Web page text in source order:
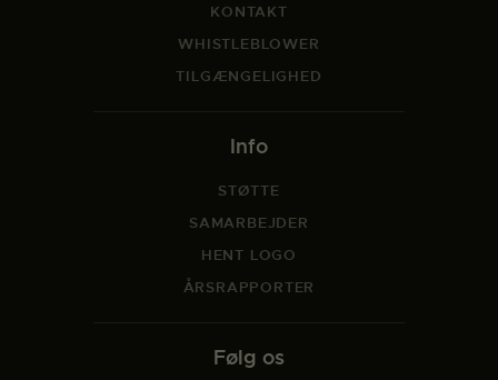
KONTAKT
WHISTLEBLOWER
TILGÆNGELIGHED
Info
STØTTE
SAMARBEJDER
HENT LOGO
ÅRSRAPPORTER
Følg os